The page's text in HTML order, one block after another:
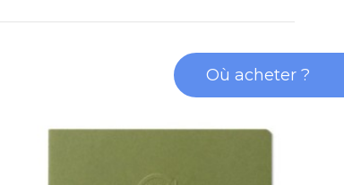
Où acheter ?